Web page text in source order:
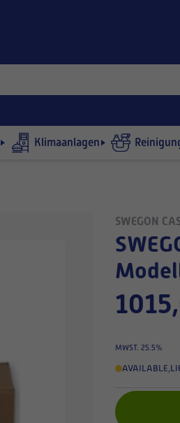
Klimaanlagen
SWEGON
SWEGON Ventilatorpaket W9 R/L-
MWST. 25.5%
AVAILABLE,